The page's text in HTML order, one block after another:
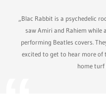
„Blac Rabbit is a psychedelic
saw Amiri and Rahiem
performing Beatles covers.
excited to get to hear more of
home turf